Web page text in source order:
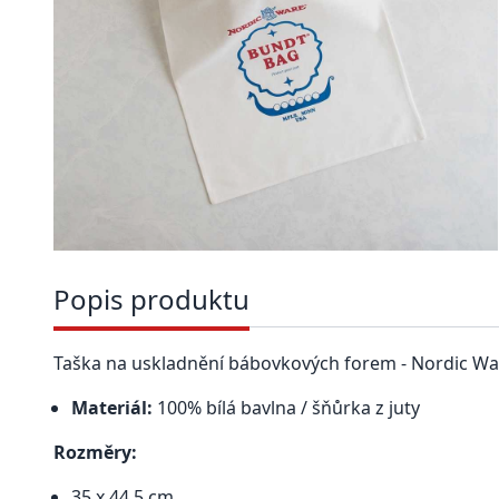
Popis produktu
Taška na uskladnění bábovkových forem - Nordic
Materiál: 100% bílá bavlna / šňůrka z juty
Rozměry: